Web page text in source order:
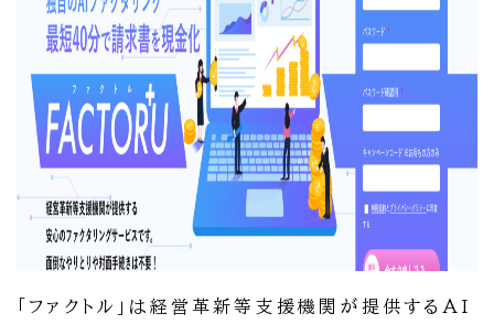
「ファクトル」は経営革新等支援機関が提供するAI